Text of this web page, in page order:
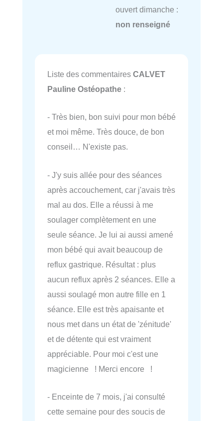
ouvert dimanche :
non renseigné
Liste des commentaires CALVET
Pauline Ostéopathe :
- Très bien, bon suivi pour mon bébé
et moi même. Très douce, de bon
conseil… N'existe pas.
- J'y suis allée pour des séances
après accouchement, car j'avais très
mal au dos. Elle a réussi à me
soulager complètement en une
seule séance. Je lui ai aussi amené
mon bébé qui avait beaucoup de
reflux gastrique. Résultat : plus
aucun reflux après 2 séances. Elle a
aussi soulagé mon autre fille en 1
séance. Elle est très apaisante et
nous met dans un état de 'zénitude'
et de détente qui est vraiment
appréciable. Pour moi c'est une
magicienne ! Merci encore !
- Enceinte de 7 mois, j'ai consulté
cette semaine pour des soucis de